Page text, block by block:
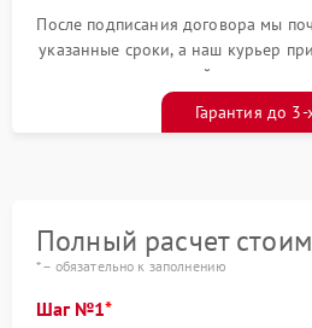
После подписания договора мы
указанные сроки, а наш курьер
гарантийным
Гарантия до 3-
Полный расчет
* – обязательно к заполнению
Шаг №1